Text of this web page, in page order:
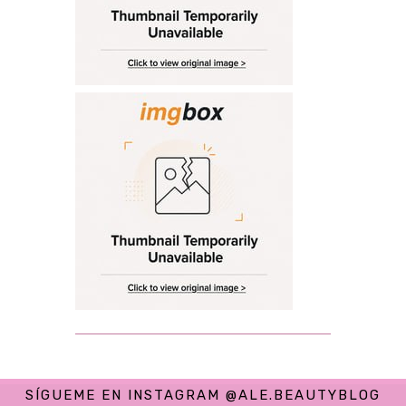
SÍGUEME EN INSTAGRAM @ALE.BEAUTYBLOG